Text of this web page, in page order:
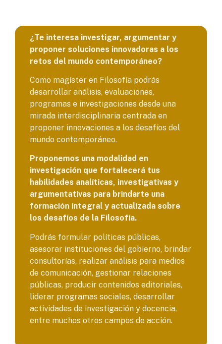
¿Te interesa investigar, argumentar y
proponer soluciones innovadoras a los
retos del mundo contemporáneo?
Como magíster en Filosofía podrás
desarrollar análisis, evaluaciones,
programas e investigaciones desde una
mirada interdisciplinaria centrada en
proponer innovaciones a los desafíos del
mundo contemporáneo.
Proponemos una modalidad en
investigación que fortalecerá tus
habilidades analíticas, investigativas y
argumentativas para brindarte una
formación integral y actualizada sobre
los desafíos de la Filosofía.
Podrás formular políticas públicas,
asesorar instituciones del gobierno, brindar
consultorías, realizar análisis para medios
de comunicación, gestionar relaciones
públicas, producir contenidos editoriales,
liderar programas sociales, desarrollar
actividades de investigación y docencia,
entre muchos otros campos de acción.